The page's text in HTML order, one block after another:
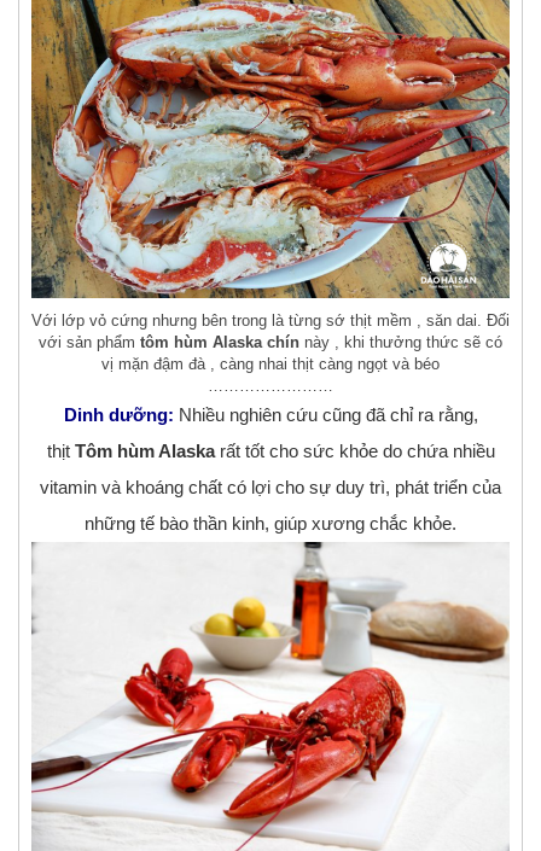
Với lớp vỏ cứng nhưng bên trong là từng sớ thịt mềm , săn dai. Đối
với sản phẩm tôm hùm Alaska chín này , khi thưởng thức sẽ có
vị mặn đậm đà , càng nhai thịt càng ngọt và béo
……………………
Dinh dưỡng: Nhiều nghiên cứu cũng đã chỉ ra rằng,
thịt Tôm hùm Alaskarất tốt cho sức khỏe do chứa nhiều
vitamin và khoáng chất có lợi cho sự duy trì, phát triển của
những tế bào thần kinh, giúp xương chắc khỏe.